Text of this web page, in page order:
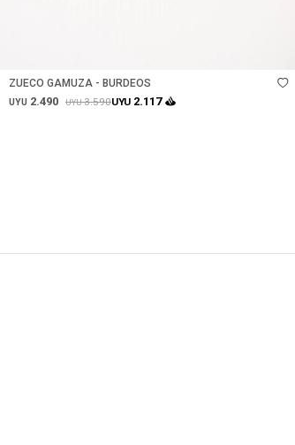
ZUECO GAMUZA - BURDEOS
UYU 2.490 UYU3.590UYU 2.117